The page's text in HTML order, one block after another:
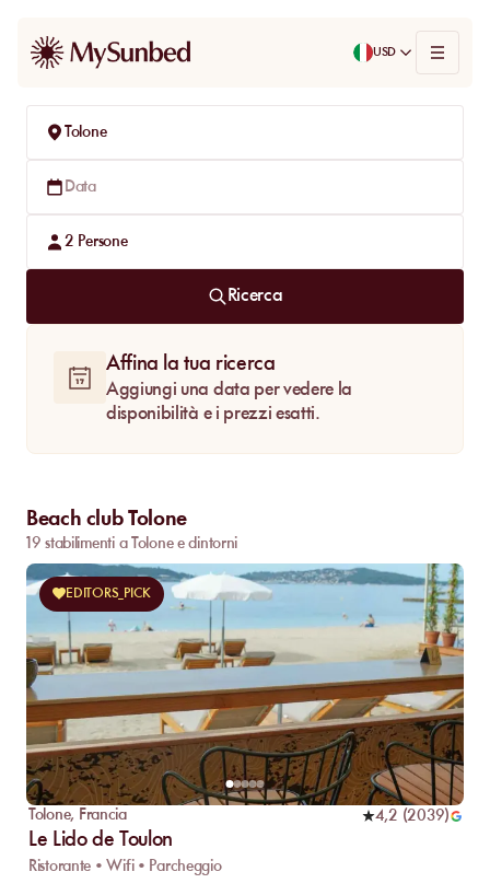
USD
Tolone
Data
2 Persone
Ricerca
Affina la tua ricerca
Aggiungi una data per vedere la
disponibilità e i prezzi esatti.
Beach club Tolone
19 stabilimenti a Tolone e dintorni
EDITORS_PICK
Tolone, Francia 4,2 (2039)
Le Lido de Toulon
Ristorante • Wifi • Parcheggio